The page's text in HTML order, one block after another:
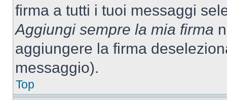
firma a tutti i tuoi messaggi
Aggiungi sempre la mia firma
aggiungere la firma
messaggio).
Top